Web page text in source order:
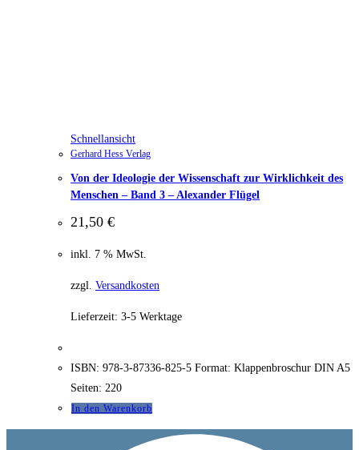
Schnellansicht
Gerhard Hess Verlag
Von der Ideologie der Wissenschaft zur Wirklichkeit des
Menschen – Band 3 – Alexander Flügel
21,50 €
inkl. 7 % MwSt.
zzgl. Versandkosten
Lieferzeit: 3-5 Werktage
ISBN: 978-3-87336-825-5 Format: Klappenbroschur DIN A5
Seiten: 220
In den Warenkorb